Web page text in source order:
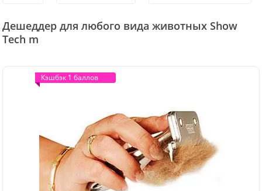
Дешеддер для любого вида животных Show
Tech m
Кэшбэк 1 баллов
Кэшбэк 1 баллов